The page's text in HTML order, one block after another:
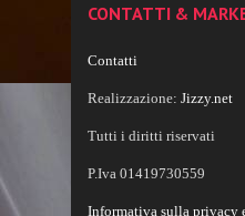
CONTATTI &
Contatti
Realizzazione: Jizzy.net
Tutti i diritti riservati
P.Iva 01419730559
Informativa sulla privacy